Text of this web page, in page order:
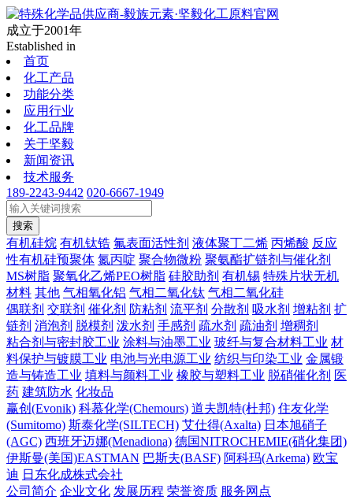
成立于2001年
Established in
首页
化工产品
功能分类
应用行业
化工品牌
关于坚毅
新闻资讯
技术服务
189-2243-9442 020-6667-1949
搜索
有机硅烷 有机钛锆 氟表面活性剂 液体聚丁二烯 丙烯酸 反应
性有机硅预聚体 氮丙啶 聚合物微粉 聚氨酯扩链剂与催化剂
MS树脂 聚氧化乙烯PEO树脂 硅胶助剂 有机锡 特殊片状无机
材料 其他 气相氧化铝 气相二氧化钛 气相二氧化硅
偶联剂 交联剂 催化剂 防粘剂 流平剂 分散剂 吸水剂 增粘剂 扩
链剂 消泡剂 脱模剂 泼水剂 手感剂 疏水剂 疏油剂 增稠剂
粘合剂与密封胶工业 涂料与油墨工业 玻纤与复合材料工业 材
料保护与镀膜工业 电池与光电源工业 纺织与印染工业 金属锻
造与铸造工业 填料与颜料工业 橡胶与塑料工业 脱硝催化剂 医
药 建筑防水 化妆品
赢创(Evonik) 科慕化学(Chemours) 道夫凯特(杜邦) 住友化学
(Sumitomo) 斯泰化学(SILTECH) 艾仕得(Axalta) 日本旭硝子
(AGC) 西班牙迈娜(Menadiona) 德国NITROCHEMIE(硝化集团)
伊斯曼(美国)EASTMAN 巴斯夫(BASF) 阿科玛(Arkema) 欧宝
迪 日东化成株式会社
公司简介 企业文化 发展历程 荣誉资质 服务网点